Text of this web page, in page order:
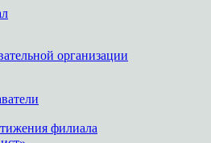
организации
филиала